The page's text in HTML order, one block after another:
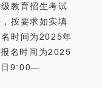
教育招生考试
按要求如实填
时间为2025年
名时间为2025
日9:00—